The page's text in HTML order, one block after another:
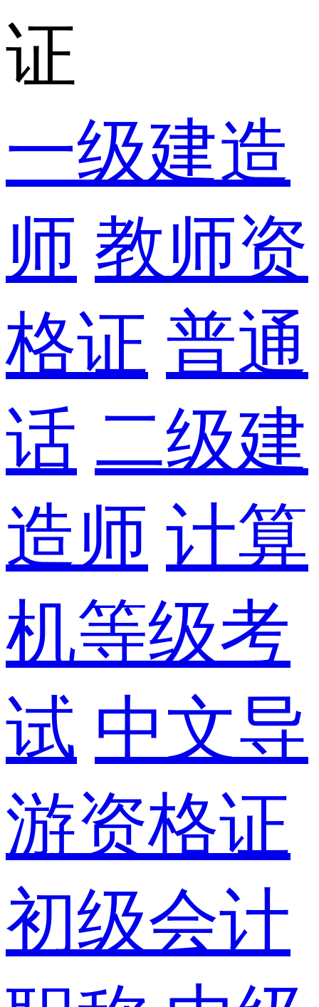
证
一级建造
师 教师资
格证 普通
话 二级建
造师 计算
机等级考
试 中文导
游资格证
初级会计